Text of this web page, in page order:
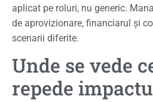
aplicat pe roluri, nu generic.
de aprovizionare, financiarul și
scenarii diferite.
Unde se vede
repede